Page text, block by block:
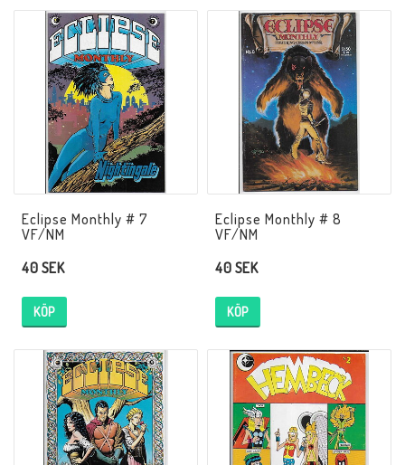
Eclipse Monthly # 7
VF/NM
40 SEK
KÖP
Eclipse Monthly # 8
VF/NM
40 SEK
KÖP